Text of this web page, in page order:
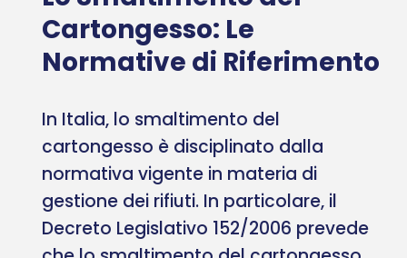
Cartongesso: Le
Normative di Riferimento
In Italia, lo smaltimento del
cartongesso è disciplinato dalla
normativa vigente in materia di
gestione dei rifiuti. In particolare, il
Decreto Legislativo 152/2006 prevede